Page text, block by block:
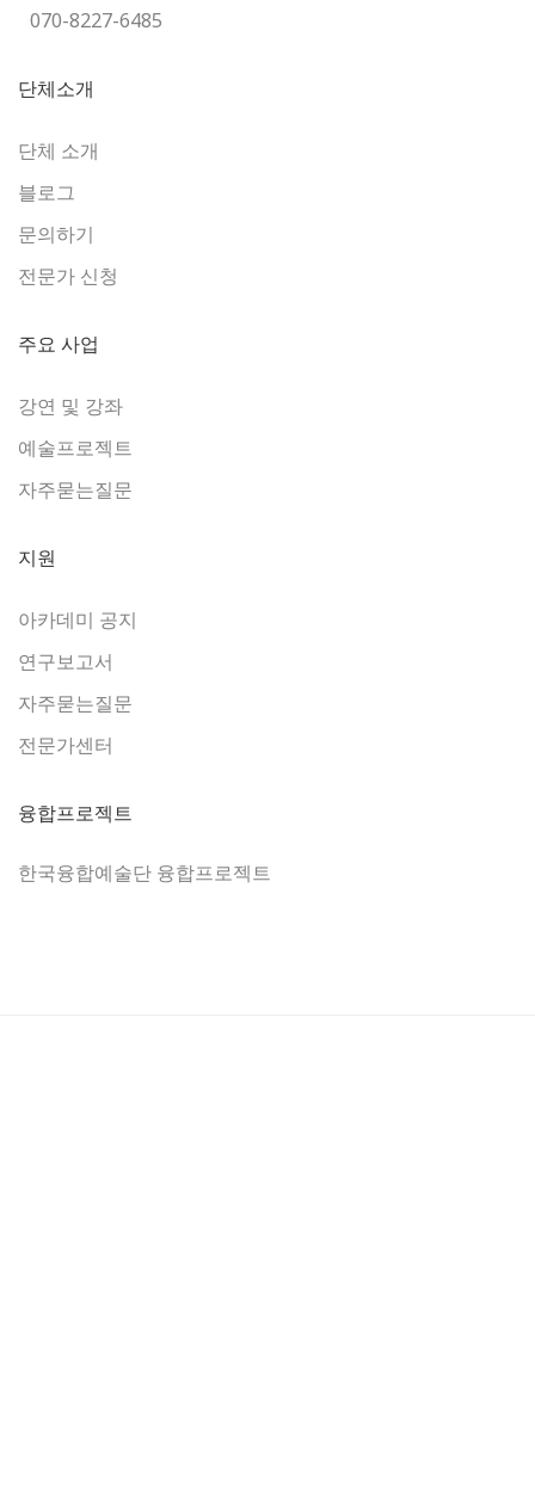
070-8227-6485
단체소개
단체 소개
블로그
문의하기
전문가 신청
주요 사업
강연 및 강좌
예술프로젝트
자주묻는질문
지원
아카데미 공지
연구보고서
자주묻는질문
전문가센터
융합프로젝트
한국융합예술단 융합프로젝트